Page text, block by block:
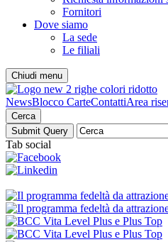
Fornitori
Dove siamo
La sede
Le filiali
Chiudi menu
NewsBlocco CarteContattiArea
Cerca
Tab social